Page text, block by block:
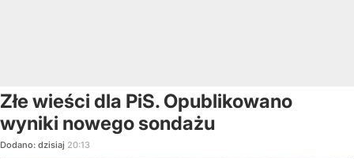
Złe wieści dla PiS. Opublikowano
wyniki nowego sondażu
Dodano: dzisiaj 20:13